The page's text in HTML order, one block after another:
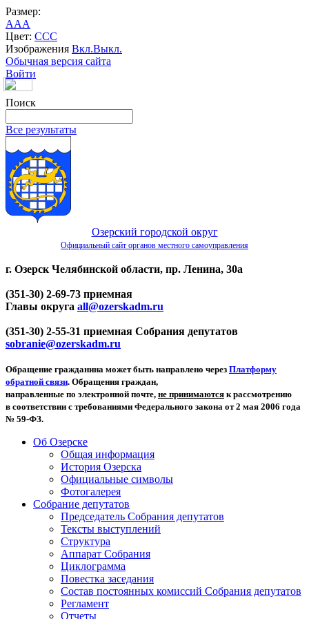
Размер:
AAA
Цвет: CCC
Изображения Вкл.Выкл.
Обычная версия сайта
Войти
Поиск
Все результаты
Озерский городской округ
Официальный сайт органов местного самоуправления
г. Озерск Челябинской области, пр. Ленина, 30а
(351-30) 2-69-73 приемная
Главы округа all@ozerskadm.ru
(351-30) 2-55-31 приемная Собрания депутатов
sobranie@ozerskadm.ru
Обращение гражданина может быть направлено через Платформу
обратной связи. Обращения граждан,
направленные по электронной почте, не принимаются к рассмотрению
в соответствии с требованиями Федерального закона от 2 мая 2006 года
№ 59-ФЗ.
Об Озерске
Общая информация
История Озерска
Официальные символы
Фотогалерея
Собрание депутатов
Председатель Собрания депутатов
Тексты выступлений
Структура
Аппарат Собрания
Циклограмма
Повестка заседания
Состав постоянных комиссий Собрания депутатов
Регламент
Отчеты